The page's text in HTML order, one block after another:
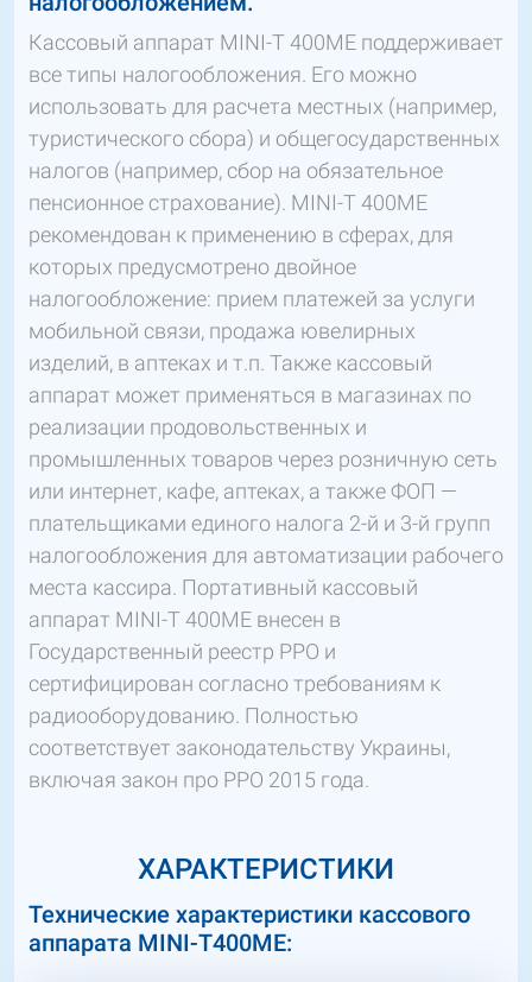
Кассовый аппарат MINI-T 400МЕ поддерживает
все типы налогообложения. Его можно
использовать для расчета местных (например,
туристического сбора) и общегосударственных
налогов (например, сбор на обязательное
пенсионное страхование). MINI-T 400МЕ
рекомендован к применению в сферах, для
которых предусмотрено двойное
налогообложение: прием платежей за услуги
мобильной связи, продажа ювелирных
изделий, в аптеках и т.п. Также кассовый
аппарат может применяться в магазинах по
реализации продовольственных и
промышленных товаров через розничную сеть
или интернет, кафе, аптеках, а также ФОП —
плательщиками единого налога 2-й и 3-й групп
налогообложения для автоматизации рабочего
места кассира. Портативный кассовый
аппарат MINI-T 400МЕ внесен в
Государственный реестр РРО и
сертифицирован согласно требованиям к
радиооборудованию. Полностью
соответствует законодательству Украины,
включая закон про РРО 2015 года.
ХАРАКТЕРИСТИКИ
Технические характеристики кассового
аппарата MINI-T400МЕ: